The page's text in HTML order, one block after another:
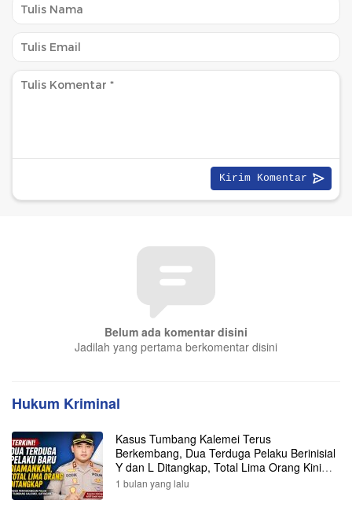
Belum ada komentar disini
Jadilah yang pertama berkomentar disini
Hukum Kriminal
Kasus Tumbang Kalemei Terus
Berkembang, Dua Terduga Pelaku Berinisial
Y dan L Ditangkap, Total Lima Orang Kini
Diamankan Polisi
1 bulan yang lalu